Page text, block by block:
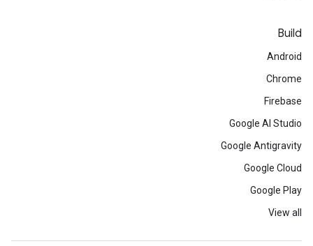
Build
Android
Chrome
Firebase
Google AI Studio
Google Antigravity
Google Cloud
Google Play
View all